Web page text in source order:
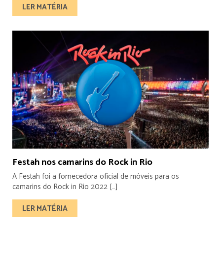
LER MATÉRIA
Festah nos camarins do Rock in Rio
A Festah foi a fornecedora oficial de móveis para os
camarins do Rock in Rio 2022 […]
LER MATÉRIA